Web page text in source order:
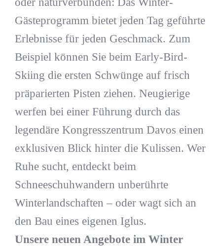
Gästeprogramm bietet jeden Tag geführte
Erlebnisse für jeden Geschmack. Zum
Beispiel können Sie beim Early-Bird-
Skiing die ersten Schwünge auf frisch
präparierten Pisten ziehen. Neugierige
werfen bei einer Führung durch das
legendäre Kongresszentrum Davos einen
exklusiven Blick hinter die Kulissen. Wer
Ruhe sucht, entdeckt beim
Schneeschuhwandern unberührte
Winterlandschaften – oder wagt sich an
den Bau eines eigenen Iglus.
Unsere neuen Angebote im Winter